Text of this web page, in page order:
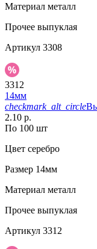
Материал металл
Прочее выпуклая
Артикул 3308
3312
14мм
checkmark_alt_circle
2.10 р.
По 100 шт
Цвет серебро
Размер 14мм
Материал металл
Прочее выпуклая
Артикул 3312